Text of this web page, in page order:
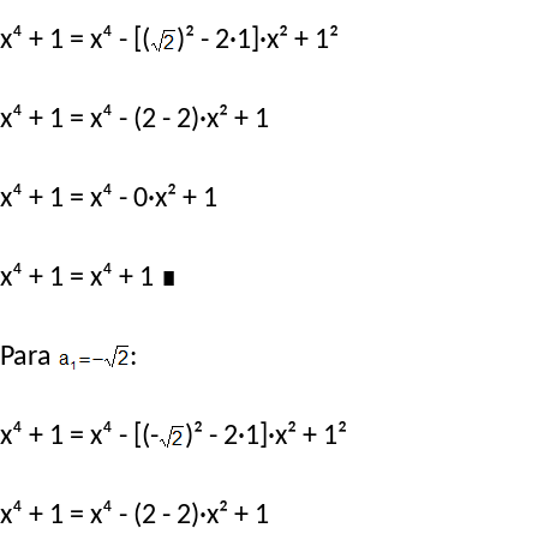
x⁴ + 1 = x⁴ - [( )² - 2·1]·x² + 1²
x⁴ + 1 = x⁴ - (2 - 2)·x² + 1
x⁴ + 1 = x⁴ - 0·x² + 1
x⁴ + 1 = x⁴ + 1 ∎
Para :
x⁴ + 1 = x⁴ - [(- )² - 2·1]·x² + 1²
x⁴ + 1 = x⁴ - (2 - 2)·x² + 1